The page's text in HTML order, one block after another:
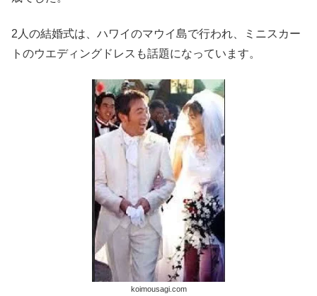
2人の結婚式は、ハワイのマウイ島で行われ、ミニスカー
トのウエディングドレスも話題になっています。
koimousagi.com